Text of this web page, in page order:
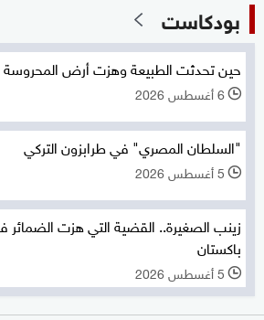
بودكاست
حين تحدثت الطبيعة وهزت أرض المحروسة
l 6 أغسطس 2026
"السلطان المصري" في طرابزون التركي
l 5 أغسطس 2026
زينب الصغيرة.. القضية التي هزت الضمائر
باكستان
l 5 أغسطس 2026